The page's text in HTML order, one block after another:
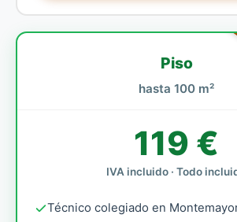
Piso
hasta 100 m²
119 €
IVA incluido · Todo
Técnico colegiado en